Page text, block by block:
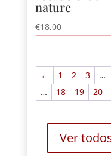
nature
€18,00
← 1 2 3 …
…
18 19 20
Ver